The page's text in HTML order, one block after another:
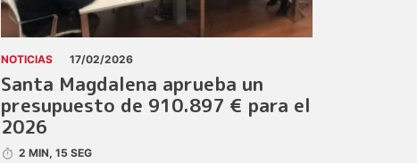
NOTICIAS 17/02/2026
Santa Magdalena aprueba un
presupuesto de 910.897 € para el
2026
2 MIN, 15 SEG